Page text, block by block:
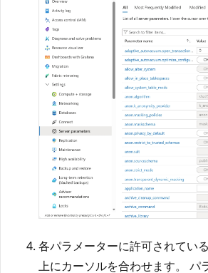
各パラメーターに許可されてい
上にカーソルを合わせます。